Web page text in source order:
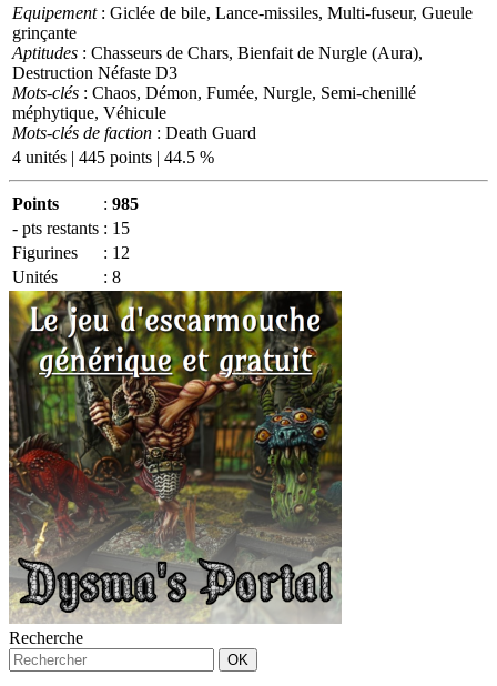
Equipement: Giclée de bile, Lance-missiles, Multi-fuseur, Gueule
grinçante
Aptitudes : Chasseurs de Chars, Bienfait de Nurgle (Aura),
Destruction Néfaste D3
Mots-clés : Chaos, Démon, Fumée, Nurgle, Semi-chenillé
méphytique, Véhicule
Mots-clés de faction : Death Guard
4 unités | 445 points | 44.5 %
Points : 985
- pts restants : 15
Figurines
: 12
Unités
: 8
Recherche